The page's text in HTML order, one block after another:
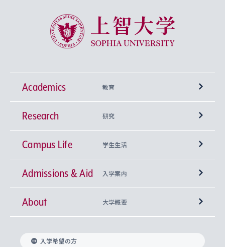
上智大学 Sophia University
Academics 教育
学部
神学部
文学部
総合人間科学部
興味から学科を探す
上智大学の全学共通教育
基盤教育センター
キリスト教人間学
上智大学の語学教育
言語教育研究センター
上智大学のグローバル教育
Research 研究
研究所 等
キリスト教文化研究所
中世思想研究所
Sophia Open Research Weeks (SORW)
産官学連携
知的財産
Campus Life 学生生活
学期区分と授業時間割
課外活動
課外教育プログラム
グローバルな学びのコミュニティ
Admissions & Aid 入学案内
上智大学で取得できる学位
入れの方針）
About 大学概要
理事長・学長メッセージ
入学希望の方